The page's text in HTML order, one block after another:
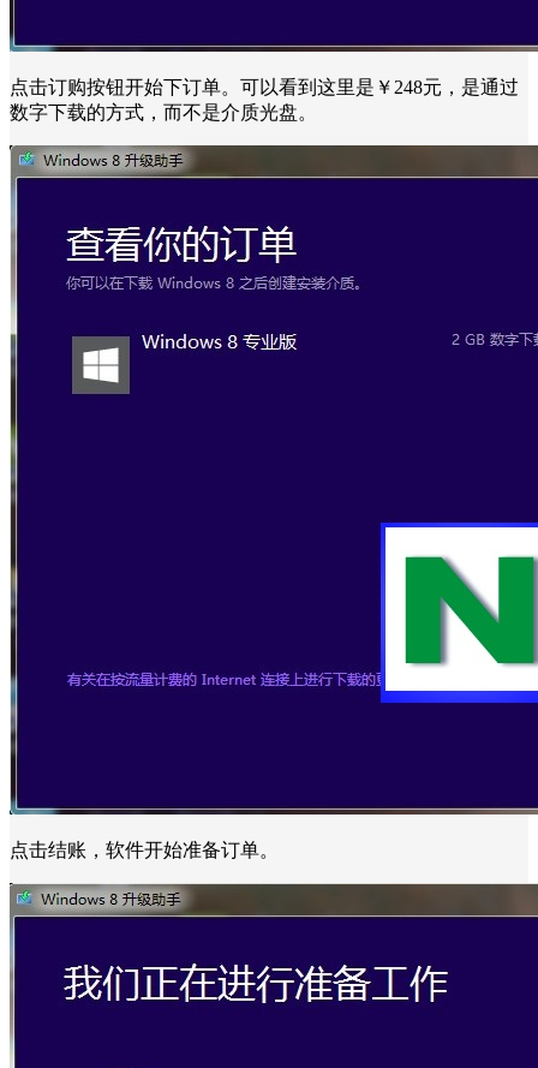
点击订购按钮开始下订单。可以看到这里是￥248元，是通过
数字下载的方式，而不是介质光盘。
点击结账，软件开始准备订单。